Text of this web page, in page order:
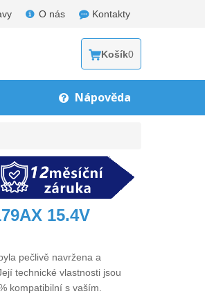
O nás Kontakty
Košík0
Nápověda
15.4V
pečlivě navržena a
technické vlastnosti jsou
kompatibilní s vaším.